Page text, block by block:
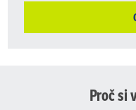
Proč si